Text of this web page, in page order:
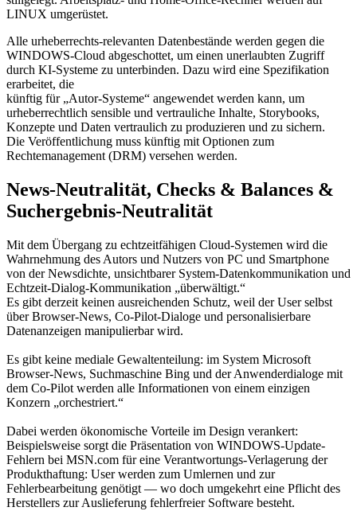
LINUX umgerüstet.
Alle urheberrechts-relevanten Datenbestände werden gegen die
WINDOWS-Cloud abgeschottet, um einen unerlaubten Zugriff
durch KI-Systeme zu unterbinden. Dazu wird eine Spezifikation
erarbeitet, die
künftig für „Autor-Systeme“ angewendet werden kann, um
urheberrechtlich sensible und vertrauliche Inhalte, Storybooks,
Konzepte und Daten vertraulich zu produzieren und zu sichern.
Die Veröffentlichung muss künftig mit Optionen zum
Rechtemanagement (DRM) versehen werden.
News-Neutralität, Checks & Balances &
Suchergebnis-Neutralität
Mit dem Übergang zu echtzeitfähigen Cloud-Systemen wird die
Wahrnehmung des Autors und Nutzers von PC und Smartphone
von der Newsdichte, unsichtbarer System-Datenkommunikation und
Echtzeit-Dialog-Kommunikation „überwältigt.“
Es gibt derzeit keinen ausreichenden Schutz, weil der User selbst
über Browser-News, Co-Pilot-Dialoge und personalisierbare
Datenanzeigen manipulierbar wird.
Es gibt keine mediale Gewaltenteilung: im System Microsoft
Browser-News, Suchmaschine Bing und der Anwenderdialoge mit
dem Co-Pilot werden alle Informationen von einem einzigen
Konzern „orchestriert.“
Dabei werden ökonomische Vorteile im Design verankert:
Beispielsweise sorgt die Präsentation von WINDOWS-Update-
Fehlern bei MSN.com für eine Verantwortungs-Verlagerung der
Produkthaftung: User werden zum Umlernen und zur
Fehlerbearbeitung genötigt — wo doch umgekehrt eine Pflicht des
Herstellers zur Auslieferung fehlerfreier Software besteht.